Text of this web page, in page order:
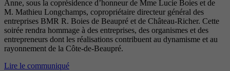
Anne, sous la coprésidence d’honneur de Mme Lucie Boies et de
M. Mathieu Longchamps, copropriétaire directeur général des
entreprises BMR R. Boies de Beaupré et de Château-Richer. Cette
soirée rendra hommage à des entreprises, des organismes et des
entrepreneurs dont les réalisations contribuent au dynamisme et au
rayonnement de la Côte-de-Beaupré.
Lire le communiqué